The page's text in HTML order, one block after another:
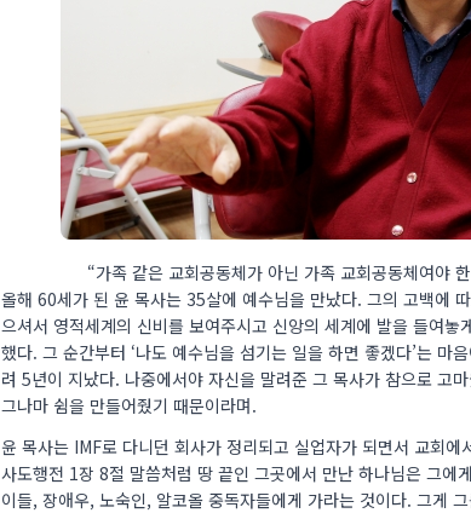
“가족 같은 교회공동체가 아닌 가족 교회공동체여야
올해 60세가 된 윤 목사는 35살에 예수님을 만났다. 그의 고백에
으셔서 영적세계의 신비를 보여주시고 신앙의 세계에 발을 들여
했다. 그 순간부터 ‘나도 예수님을 섬기는 일을 하면 좋겠다’는 마
려 5년이 지났다. 나중에서야 자신을 말려준 그 목사가 참으로 고
그나마 쉼을 만들어줬기 때문이라며.
윤 목사는 IMF로 다니던 회사가 정리되고 실업자가 되면서 교회
사도행전 1장 8절 말씀처럼 땅 끝인 그곳에서 만난 하나님은 그에
이들, 장애우, 노숙인, 알코올 중독자들에게 가라는 것이다. 그게